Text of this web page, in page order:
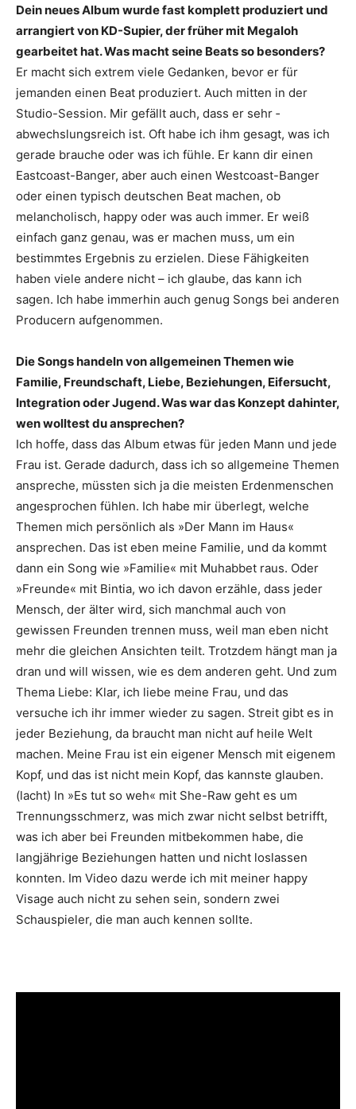
Dein neues Album wurde fast komplett ­produziert und
arrangiert von KD-Supier, der ­früher mit Megaloh
gearbeitet hat. Was macht seine Beats so besonders?
Er macht sich extrem viele Gedanken, bevor er für
jemanden einen Beat produziert. Auch mitten in der
Studio-Session. Mir gefällt auch, dass er sehr ­
abwechslungsreich ist. Oft habe ich ihm gesagt, was ich
gerade brauche oder was ich fühle. Er kann dir einen
Eastcoast-Banger, aber auch einen Westcoast-Banger
oder einen typisch deutschen Beat machen, ob
melancholisch, happy oder was auch immer. Er weiß
einfach ganz genau, was er machen muss, um ein
bestimmtes Ergebnis zu erzielen. Diese Fähigkeiten
haben viele andere nicht – ich glaube, das kann ich
sagen. Ich habe immerhin auch genug Songs bei ­anderen
Producern aufgenommen.
Die Songs handeln von allgemeinen Themen wie
Familie, Freundschaft, Liebe, Beziehungen, Eifersucht,
Integration oder Jugend. Was war das Konzept dahinter,
wen wolltest du ansprechen?
Ich hoffe, dass das Album etwas für jeden Mann und jede
Frau ist. Gerade dadurch, dass ich so allgemeine Themen
anspreche, müssten sich ja die meisten Erdenmenschen
angesprochen fühlen. Ich habe mir überlegt, welche
Themen mich persönlich als »Der Mann im Haus«
ansprechen. Das ist eben meine Familie, und da kommt
dann ein Song wie ­»Familie« mit Muhabbet raus. Oder
»Freunde« mit Bintia, wo ich davon erzähle, dass jeder
Mensch, der älter wird, sich manchmal auch von
gewissen Freunden trennen muss, weil man eben nicht
mehr die gleichen Ansichten teilt. Trotzdem hängt man ja
dran und will wissen, wie es dem anderen geht. Und zum
Thema Liebe: Klar, ich liebe meine Frau, und das
versuche ich ihr immer wieder zu sagen. Streit gibt es in
jeder Beziehung, da braucht man nicht auf heile Welt
machen. Meine Frau ist ein eigener Mensch mit eigenem
Kopf, und das ist nicht mein Kopf, das kannste glauben.
(lacht) In »Es tut so weh« mit She-Raw geht es um
Trennungsschmerz, was mich zwar nicht selbst betrifft,
was ich aber bei Freunden mitbekommen habe, die
langjährige Beziehungen hatten und nicht loslassen
konnten. Im Video dazu werde ich mit meiner happy
Visage auch nicht zu sehen sein, sondern zwei
Schauspieler, die man auch kennen sollte.